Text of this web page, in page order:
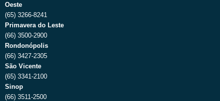
Oeste
(65) 3266-8241
Primavera do Leste
(66) 3500-2900
Rondonópolis
(66) 3427-2305
São Vicente
(65) 3341-2100
Sinop
(66) 3511-2500